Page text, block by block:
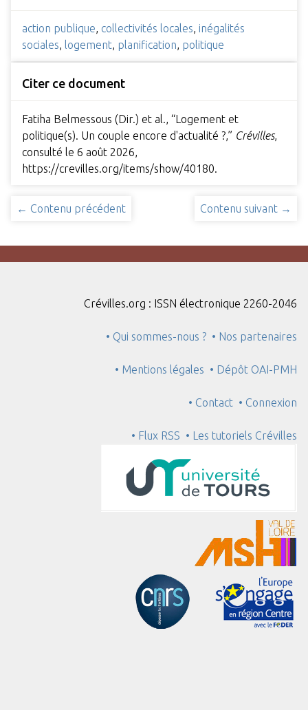
action publique, collectivités locales, inégalités
sociales, logement, planification, politique
Citer ce document
Fatiha Belmessous (Dir.) et al., “Logement et
politique(s). Un couple encore d'actualité ?,” Crévilles,
consulté le 6 août 2026,
https://crevilles.org/items/show/40180
← Contenu précédent Contenu suivant →
Crévilles.org : ISSN électronique 2260-2046
• Qui sommes-nous ? • Nos partenaires
• Mentions légales • Dépôt OAI-PMH
• Contact • Connexion
• Flux RSS • Les tutoriels Crévilles